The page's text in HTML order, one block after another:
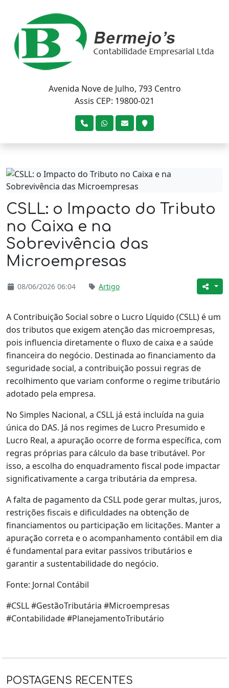
Avenida Nove de Julho, 793 Centro
Assis CEP: 19800-021
CSLL: o Impacto do Tributo
no Caixa e na
Sobrevivência das
Microempresas
08/06/2026 06:04 Artigo
A Contribuição Social sobre o Lucro Líquido (CSLL) é um
dos tributos que exigem atenção das microempresas,
pois influencia diretamente o fluxo de caixa e a saúde
financeira do negócio. Destinada ao financiamento da
seguridade social, a contribuição possui regras de
recolhimento que variam conforme o regime tributário
adotado pela empresa.
No Simples Nacional, a CSLL já está incluída na guia
única do DAS. Já nos regimes de Lucro Presumido e
Lucro Real, a apuração ocorre de forma específica, com
regras próprias para cálculo da base tributável. Por
isso, a escolha do enquadramento fiscal pode impactar
significativamente a carga tributária da empresa.
A falta de pagamento da CSLL pode gerar multas, juros,
restrições fiscais e dificuldades na obtenção de
financiamentos ou participação em licitações. Manter a
apuração correta e o acompanhamento contábil em dia
é fundamental para evitar passivos tributários e
garantir a sustentabilidade do negócio.
Fonte: Jornal Contábil
#CSLL #GestãoTributária #Microempresas
#Contabilidade #PlanejamentoTributário
POSTAGENS RECENTES